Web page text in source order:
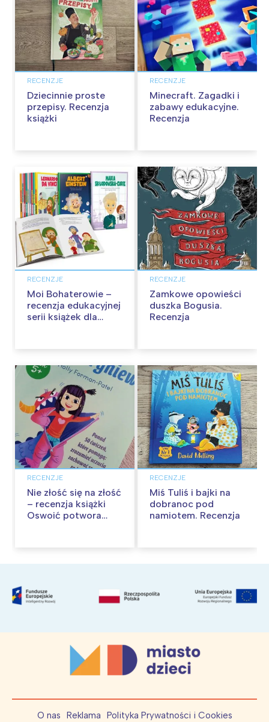
RECENZJE
Dziecinnie proste
przepisy. Recenzja
książki
RECENZJE
Minecraft. Zagadki i
zabawy edukacyjne.
Recenzja
RECENZJE
Moi Bohaterowie –
recenzja edukacyjnej
serii książek dla
RECENZJE
Zamkowe opowieści
duszka Bogusia.
Recenzja
RECENZJE
Nie złość się na złość
– recenzja książki
Oswoić potwora
RECENZJE
Miś Tuliś i bajki na
dobranoc pod
namiotem. Recenzja
O nas Reklama Polityka Prywatności i Cookies